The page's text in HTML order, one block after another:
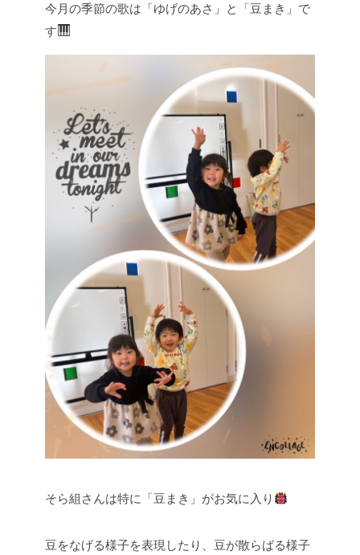
今月の季節の歌は「ゆげのあさ」と「豆まき」で
す
そら組さんは特に「豆まき」がお気に入り
豆をなげる様子を表現したり、豆が散らばる様子